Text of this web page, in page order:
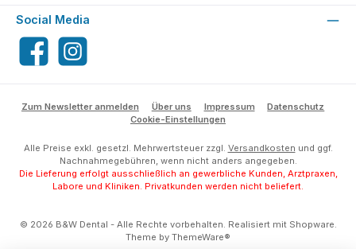
Social Media
FacebookInstagram
Zum Newsletter anmelden Über uns Impressum
Datenschutz
Cookie-Einstellungen
Alle Preise exkl. gesetzl. Mehrwertsteuer zzgl. Versandkosten und ggf.
Nachnahmegebühren, wenn nicht anders angegeben.
Die Lieferung erfolgt ausschließlich an gewerbliche Kunden, Arztpraxen,
Labore und Kliniken. Privatkunden werden nicht beliefert.
© 2026 B&W Dental - Alle Rechte vorbehalten. Realisiert mit Shopware.
Theme by ThemeWare®